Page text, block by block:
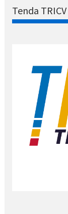
Tenda TRICV